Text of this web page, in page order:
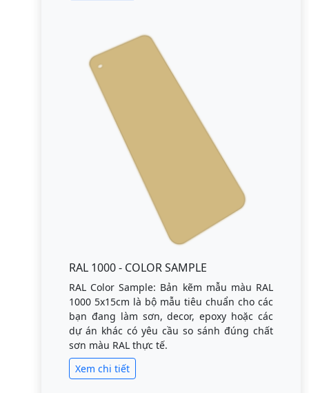
RAL 1000 - COLOR SAMPLE
RAL Color Sample: Bản kẽm mẫu màu RAL
1000 5x15cm là bộ mẫu tiêu chuẩn cho các
bạn đang làm sơn, decor, epoxy hoặc các
dự án khác có yêu cầu so sánh đúng chất
sơn màu RAL thực tế.
Xem chi tiết